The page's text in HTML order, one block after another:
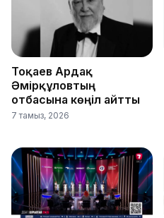
Тоқаев Ардақ
Әмірқұловтың
отбасына көңіл айтты
7 тамыз, 2026